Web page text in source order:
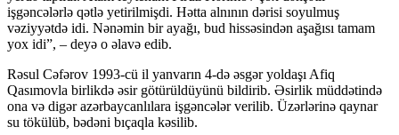
işgəncələrlə qətlə yetirilmişdi. Hətta alnının dərisi soyulmuş
vəziyyətdə idi. Nənəmin bir ayağı, bud hissəsindən aşağısı tamam
yox idi”, ‒ deyə o əlavə edib.
Rəsul Cəfərov 1993-cü il yanvarın 4-də əsgər yoldaşı Afiq
Qasımovla birlikdə əsir götürüldüyünü bildirib. Əsirlik müddətində
ona və digər azərbaycanlılara işgəncələr verilib. Üzərlərinə qaynar
su tökülüb, bədəni bıçaqla kəsilib.